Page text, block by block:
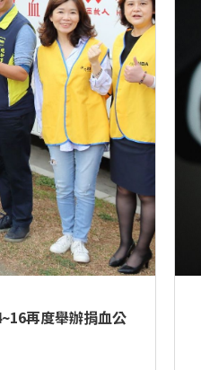
再度舉辦捐血公